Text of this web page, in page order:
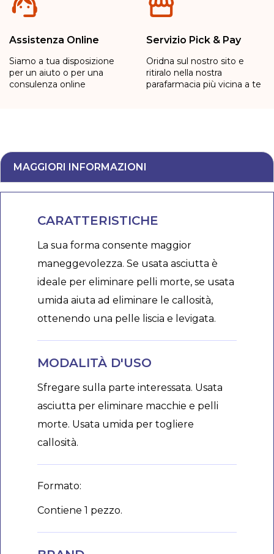
Assistenza Online
Siamo a tua disposizione
per un aiuto o per una
consulenza online
Servizio Pick & Pay
Oridna sul nostro sito e
ritiralo nella nostra
parafarmacia più vicina a te
MAGGIORI INFORMAZIONI
CARATTERISTICHE
La sua forma consente maggior
maneggevolezza. Se usata asciutta è
ideale per eliminare pelli morte, se usata
umida aiuta ad eliminare le callosità,
ottenendo una pelle liscia e levigata.
MODALITÀ D'USO
Sfregare sulla parte interessata. Usata
asciutta per eliminare macchie e pelli
morte. Usata umida per togliere
callosità.
Formato:
Contiene 1 pezzo.